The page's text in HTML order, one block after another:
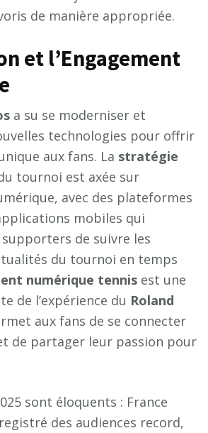
de manière appropriée.
et l’Engagement
a su se moderniser et
technologies pour offrir
aux fans. La stratégie
tournoi est axée sur
avec des plateformes
mobiles qui
de suivre les
du tournoi en temps
numérique tennis est une
de l’expérience du Roland
aux fans de se connecter
de partager leur passion pour
sont éloquents : France
des audiences record,